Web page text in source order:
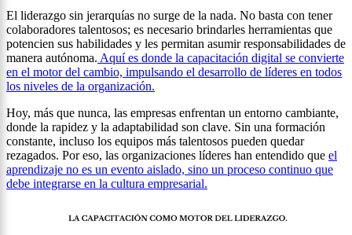
El liderazgo sin jerarquías no surge de la nada. No basta con tener
colaboradores talentosos; es necesario brindarles herramientas que
potencien sus habilidades y les permitan asumir responsabilidades de
manera autónoma. Aquí es donde la capacitación digital se convierte
en el motor del cambio, impulsando el desarrollo de líderes en todos
los niveles de la organización.
Hoy, más que nunca, las empresas enfrentan un entorno cambiante,
donde la rapidez y la adaptabilidad son clave. Sin una formación
constante, incluso los equipos más talentosos pueden quedar
rezagados. Por eso, las organizaciones líderes han entendido que el
aprendizaje no es un evento aislado, sino un proceso continuo que
debe integrarse en la cultura empresarial.